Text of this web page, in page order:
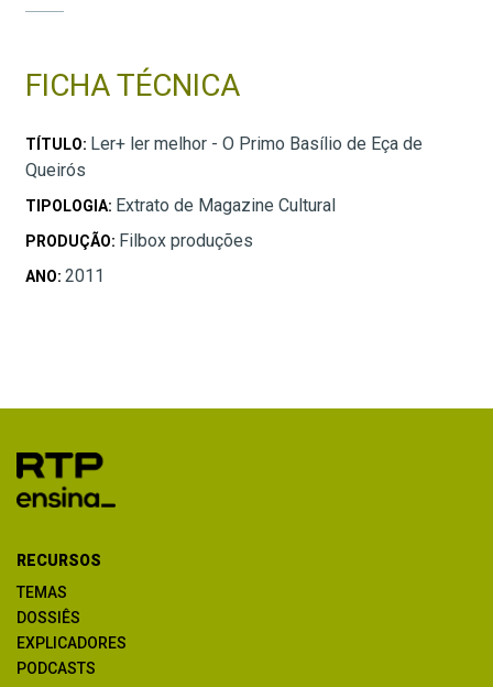
FICHA TÉCNICA
TÍTULO: Ler+ ler melhor - O Primo Basílio de Eça de
Queirós
TIPOLOGIA: Extrato de Magazine Cultural
PRODUÇÃO: Filbox produções
ANO: 2011
RECURSOS
TEMAS
DOSSIÊS
EXPLICADORES
PODCASTS